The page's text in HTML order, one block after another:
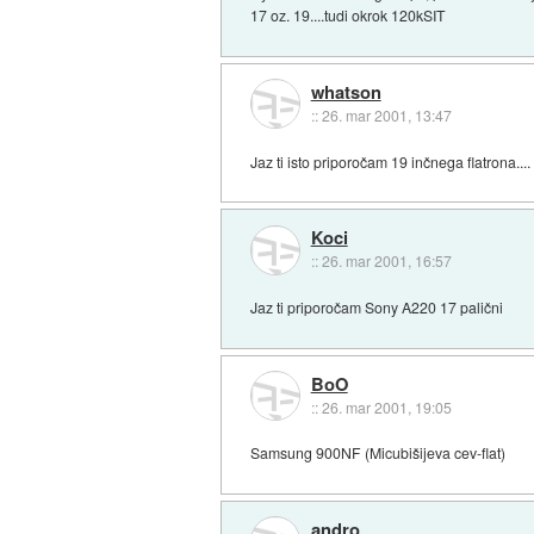
17 oz. 19....tudi okrok 120kSIT
whatson
::26. mar 2001, 13:47
Jaz ti isto priporočam 19 inčnega flatrona....
Koci
::26. mar 2001, 16:57
Jaz ti priporočam Sony A220 17 palični
BoO
::26. mar 2001, 19:05
Samsung 900NF (Micubišijeva cev-flat)